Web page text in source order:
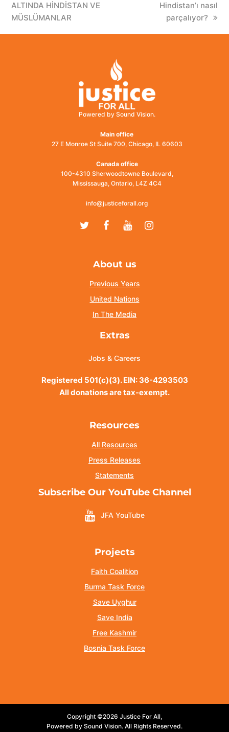
post:
ALTINDA HİNDİSTAN VE
MÜSLÜMANLAR
Hindistan’ı nasıl
parçalıyor?
Powered by Sound Vision.
Main office
27 E Monroe St Suite 700, Chicago, IL 60603
Canada office
100-4310 Sherwoodtowne Boulevard,
Mississauga, Ontario, L4Z 4C4
info@justiceforall.org
TwitterFacebook
YoutubeInstagram
About us
Previous Years
United Nations
In The Media
Extras
Jobs & Careers
Registered 501(c)(3). EIN: 36-4293503
All donations are tax-exempt.
Resources
All Resources
Press Releases
Statements
Subscribe Our YouTube Channel
JFA YouTube
Projects
Faith Coalition
Burma Task Force
Save Uyghur
Save India
Free Kashmir
Bosnia Task Force
Copyright ©2026 Justice For All,
Powered by Sound Vision. All Rights Reserved.